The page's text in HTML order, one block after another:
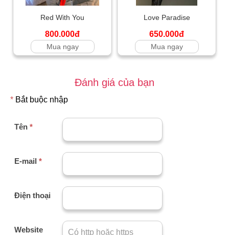
Red With You
800.000đ
Mua ngay
Love Paradise
650.000đ
Mua ngay
Đánh giá của bạn
* Bắt buộc nhập
Tên *
E-mail *
Điện thoại
Website